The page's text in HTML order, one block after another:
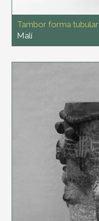
Tambor forma tubular
Malí